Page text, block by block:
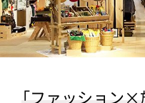
「ファッション